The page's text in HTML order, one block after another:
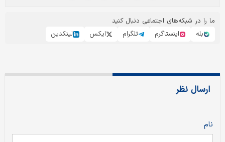
ما را در شبکه‌های اجتماعی دنبال کنید
بله
اینستاگرم تلگرام ایکس لینکدین
ارسال نظر
نام